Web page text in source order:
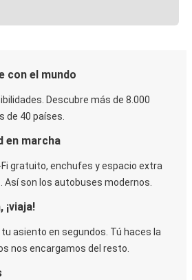
con el mundo
Descubre más de 8.000
de 40 países.
en marcha
Fi gratuito, enchufes y espacio extra
Así son los autobuses modernos.
¡viaja!
asiento en segundos. Tú haces la
nos encargamos del resto.